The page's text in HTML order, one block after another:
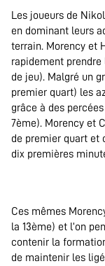
Les joueurs de
en dominant leurs
terrain. Morency et
rapidement
de jeu). Malgré un
premier quart) les
grâce à des
7ème). Morency et
de premier quart et
dix premières
Ces mêmes
la 13ème) et l’on
contenir la
de maintenir les